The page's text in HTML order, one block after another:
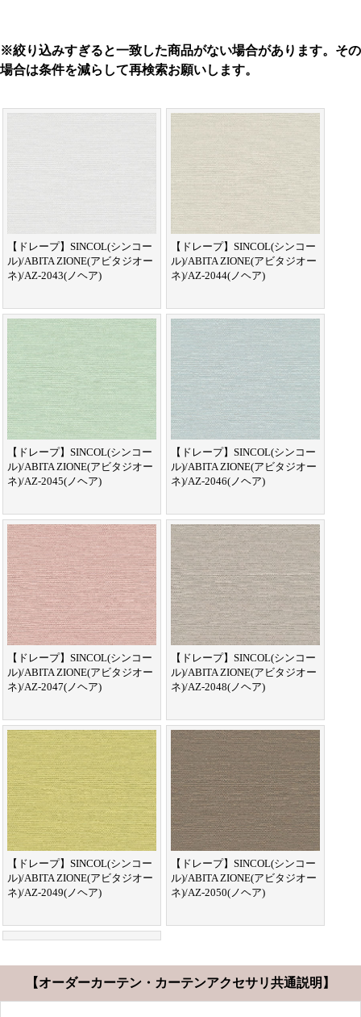
※絞り込みすぎると一致した商品がない場合があります。その
場合は条件を減らして再検索お願いします。
【ドレープ】SINCOL(シンコー
ル)/ABITA ZIONE(アビタジオー
ネ)/AZ-2043(ノヘア)
【ドレープ】SINCOL(シンコー
ル)/ABITA ZIONE(アビタジオー
ネ)/AZ-2044(ノヘア)
【ドレープ】SINCOL(シンコー
ル)/ABITA ZIONE(アビタジオー
ネ)/AZ-2045(ノヘア)
【ドレープ】SINCOL(シンコー
ル)/ABITA ZIONE(アビタジオー
ネ)/AZ-2046(ノヘア)
【ドレープ】SINCOL(シンコー
ル)/ABITA ZIONE(アビタジオー
ネ)/AZ-2047(ノヘア)
【ドレープ】SINCOL(シンコー
ル)/ABITA ZIONE(アビタジオー
ネ)/AZ-2048(ノヘア)
【ドレープ】SINCOL(シンコー
ル)/ABITA ZIONE(アビタジオー
ネ)/AZ-2049(ノヘア)
【ドレープ】SINCOL(シンコー
ル)/ABITA ZIONE(アビタジオー
ネ)/AZ-2050(ノヘア)
【オーダーカーテン・カーテンアクセサリ共通説明】